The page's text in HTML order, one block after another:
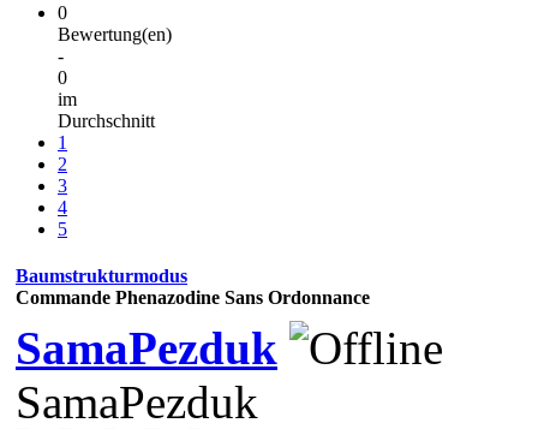
0
Bewertung(en)
-
0
im
Durchschnitt
1
2
3
4
5
Baumstrukturmodus
Commande Phenazodine Sans Ordonnance
SamaPezduk
SamaPezduk